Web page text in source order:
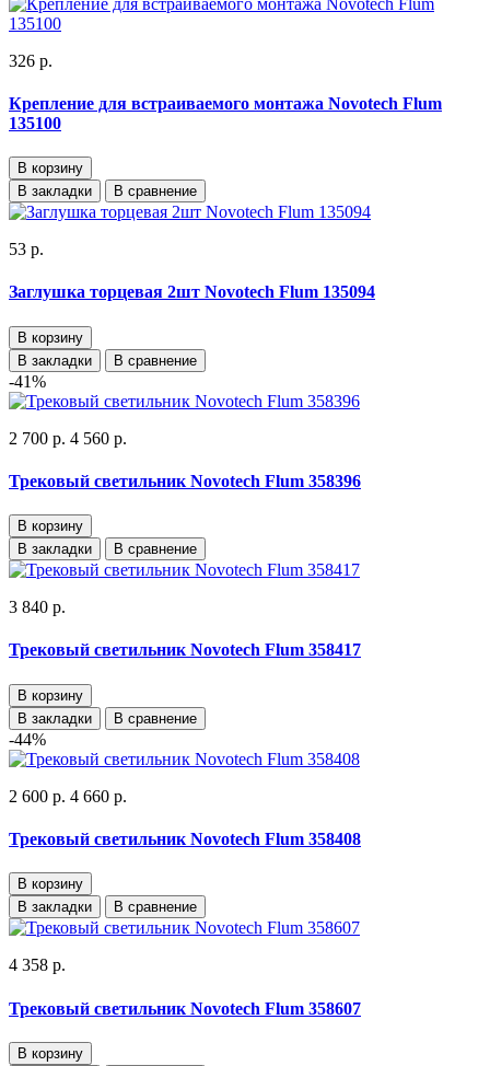
326 р.
Крепление для встраиваемого монтажа Novotech Flum
135100
В корзину
В закладки
В сравнение
53 р.
Заглушка торцевая 2шт Novotech Flum 135094
В корзину
В закладки
В сравнение
-41%
2 700 р. 4 560 р.
Трековый светильник Novotech Flum 358396
В корзину
В закладки
В сравнение
3 840 р.
Трековый светильник Novotech Flum 358417
В корзину
В закладки
В сравнение
-44%
2 600 р. 4 660 р.
Трековый светильник Novotech Flum 358408
В корзину
В закладки
В сравнение
4 358 р.
Трековый светильник Novotech Flum 358607
В корзину